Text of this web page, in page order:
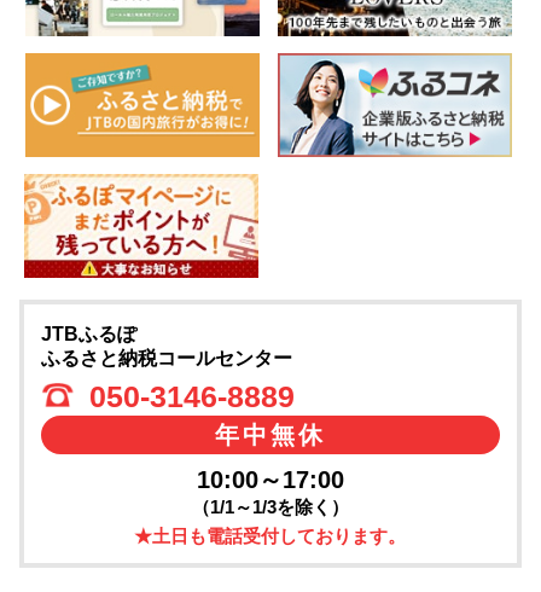
JTBふるぽ
ふるさと納税コールセンター
050-3146-8889
年中無休
10:00～17:00
（1/1～1/3を除く）
★土日も電話受付しております。